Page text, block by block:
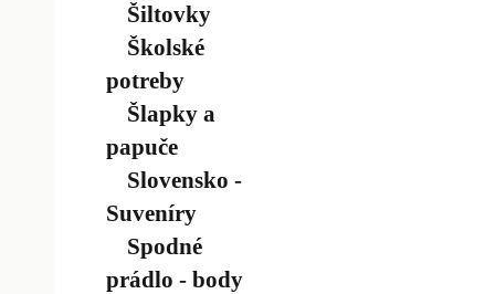
Šiltovky
Školské
potreby
Šlapky a
papuče
Slovensko -
Suveníry
Spodné
prádlo - body